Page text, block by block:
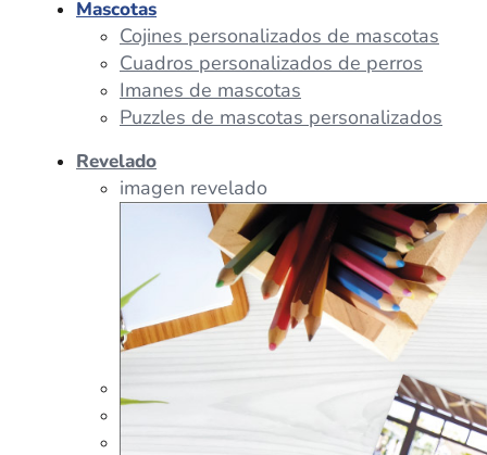
Tazas Personalizadas
Mascotas
Cojines personalizados de mascotas
Cuadros personalizados de perros
Imanes de mascotas
Puzzles de mascotas personalizados
Revelado
imagen revelado